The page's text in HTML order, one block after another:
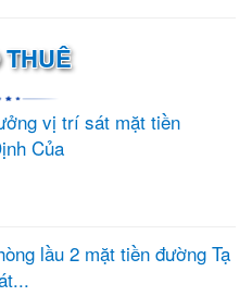
vị trí sát mặt tiền
Của
lầu 2 mặt tiền đường Tạ